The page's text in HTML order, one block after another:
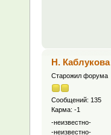
Н. Каблукова
Старожил форума
Сообщений: 135
Карма: -1
-неизвестно-
-неизвестно-